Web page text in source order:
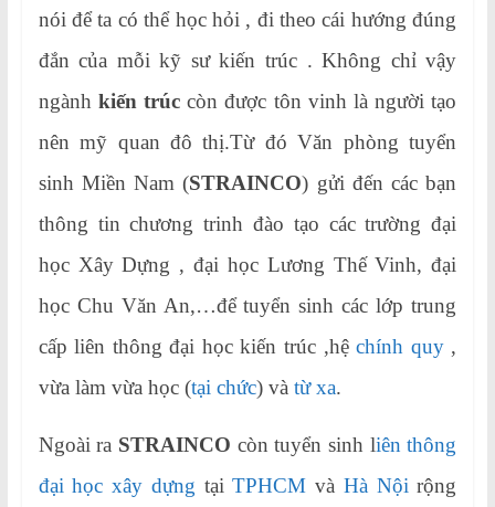
nói để ta có thể học hỏi , đi theo cái hướng đúng
đắn của mỗi kỹ sư kiến trúc . Không chỉ vậy
ngành kiến trúc còn được tôn vinh là người tạo
nên mỹ quan đô thị.Từ đó Văn phòng tuyển
sinh Miền Nam (STRAINCO) gửi đến các bạn
thông tin chương trinh đào tạo các trường đại
học Xây Dựng , đại học Lương Thế Vinh, đại
học Chu Văn An,…để tuyển sinh các lớp trung
cấp liên thông đại học kiến trúc ,hệchính quy,
vừa làm vừa học (tại chức) và từ xa.
Ngoài ra STRAINCO còn tuyển sinh liên thông
đại học xây dựng tạiTPHCM và Hà Nộirộng